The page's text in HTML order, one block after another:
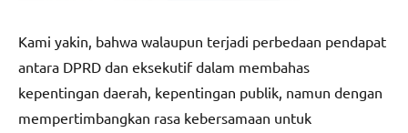
Kami yakin, bahwa walaupun terjadi perbedaan pendapat
antara DPRD dan eksekutif dalam membahas
kepentingan daerah, kepentingan publik, namun dengan
mempertimbangkan rasa kebersamaan untuk